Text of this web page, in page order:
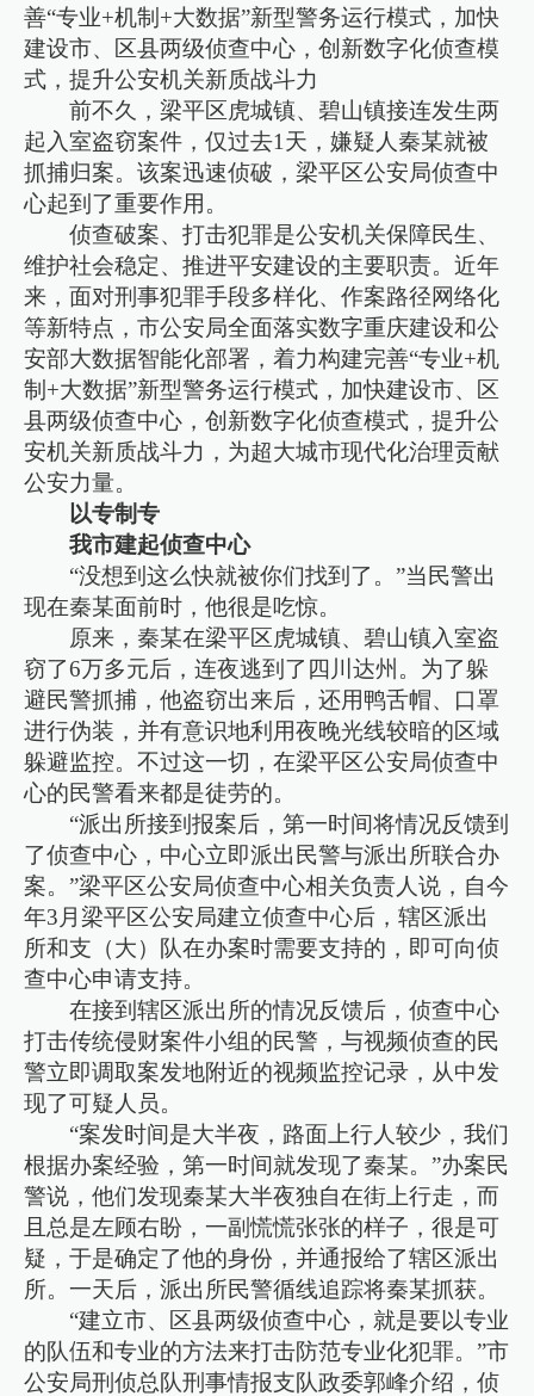
善“专业+机制+大数据”新型警务运行模式，加快
建设市、区县两级侦查中心，创新数字化侦查模
式，提升公安机关新质战斗力
前不久，梁平区虎城镇、碧山镇接连发生两
起入室盗窃案件，仅过去1天，嫌疑人秦某就被
抓捕归案。该案迅速侦破，梁平区公安局侦查中
心起到了重要作用。
侦查破案、打击犯罪是公安机关保障民生、
维护社会稳定、推进平安建设的主要职责。近年
来，面对刑事犯罪手段多样化、作案路径网络化
等新特点，市公安局全面落实数字重庆建设和公
安部大数据智能化部署，着力构建完善“专业+机
制+大数据”新型警务运行模式，加快建设市、区
县两级侦查中心，创新数字化侦查模式，提升公
安机关新质战斗力，为超大城市现代化治理贡献
公安力量。
以专制专
我市建起侦查中心
“没想到这么快就被你们找到了。”当民警出
现在秦某面前时，他很是吃惊。
原来，秦某在梁平区虎城镇、碧山镇入室盗
窃了6万多元后，连夜逃到了四川达州。为了躲
避民警抓捕，他盗窃出来后，还用鸭舌帽、口罩
进行伪装，并有意识地利用夜晚光线较暗的区域
躲避监控。不过这一切，在梁平区公安局侦查中
心的民警看来都是徒劳的。
“派出所接到报案后，第一时间将情况反馈到
了侦查中心，中心立即派出民警与派出所联合办
案。”梁平区公安局侦查中心相关负责人说，自今
年3月梁平区公安局建立侦查中心后，辖区派出
所和支（大）队在办案时需要支持的，即可向侦
查中心申请支持。
在接到辖区派出所的情况反馈后，侦查中心
打击传统侵财案件小组的民警，与视频侦查的民
警立即调取案发地附近的视频监控记录，从中发
现了可疑人员。
“案发时间是大半夜，路面上行人较少，我们
根据办案经验，第一时间就发现了秦某。”办案民
警说，他们发现秦某大半夜独自在街上行走，而
且总是左顾右盼，一副慌慌张张的样子，很是可
疑，于是确定了他的身份，并通报给了辖区派出
所。一天后，派出所民警循线追踪将秦某抓获。
“建立市、区县两级侦查中心，就是要以专业
的队伍和专业的方法来打击防范专业化犯罪。”市
公安局刑侦总队刑事情报支队政委郭峰介绍，侦